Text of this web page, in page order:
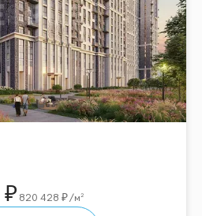
820 428 /м²